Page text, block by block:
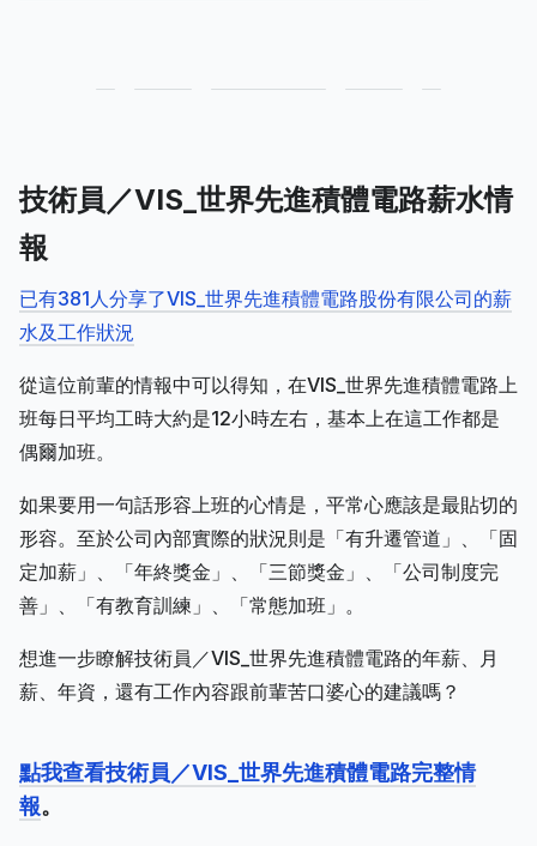
技術員／VIS_世界先進積體電路薪水情
報
已有381人分享了VIS_世界先進積體電路股份有限公司的薪
水及工作狀況
從這位前輩的情報中可以得知，在VIS_世界先進積體電路上
班每日平均工時大約是12小時左右，基本上在這工作都是
偶爾加班。
如果要用一句話形容上班的心情是，平常心應該是最貼切的
形容。至於公司內部實際的狀況則是「有升遷管道」、「固
定加薪」、「年終獎金」、「三節獎金」、「公司制度完
善」、「有教育訓練」、「常態加班」。
想進一步瞭解技術員／VIS_世界先進積體電路的年薪、月
薪、年資，還有工作內容跟前輩苦口婆心的建議嗎？
點我查看技術員／VIS_世界先進積體電路完整情
報。